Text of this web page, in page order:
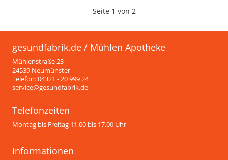
Seite 1 von 2
gesundfabrik.de / Mühlen Apotheke
Mühlenstraße 23
24539 Neumünster
Telefon: 04321 - 20 999 24
service@gesundfabrik.de
Telefonzeiten
Montag bis Freitag 11.00 bis 17.00 Uhr
Informationen